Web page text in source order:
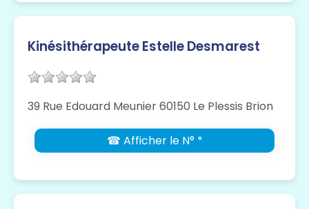
Kinésithérapeute Estelle Desmarest
39 Rue Edouard Meunier 60150 Le Plessis Brion
☎ Afficher le N° *